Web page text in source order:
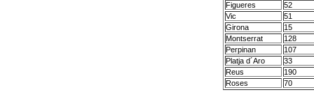
Figueres
52
Vic
51
Girona
15
Montserrat
128
Perpinan
107
Platja d´Aro
33
Reus
190
Roses
70